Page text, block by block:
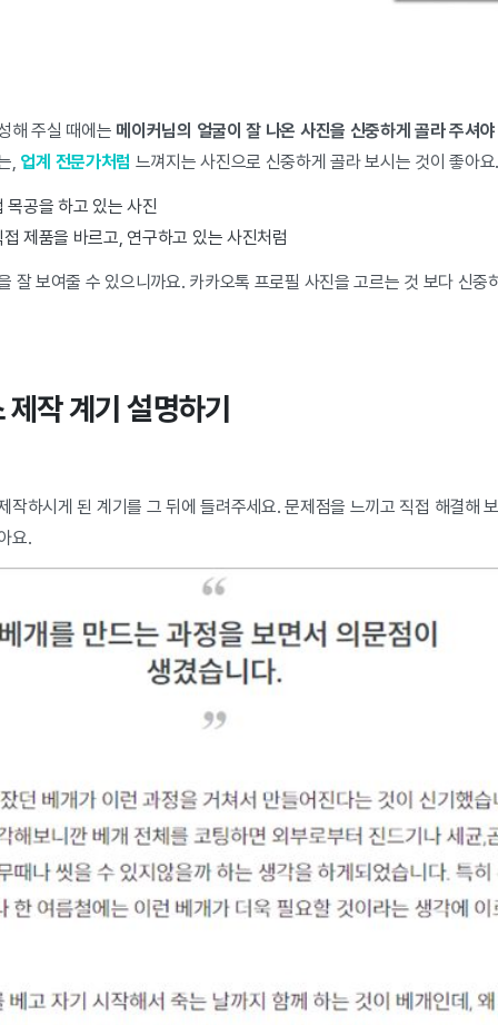
해 주실 때에는 메이커님의 얼굴이 잘 나온 사진을 신중하게 골라 주셔
, 업계 전문가처럼 느껴지는 사진으로 신중하게 골라 보시는 것이 좋아
목공을 하고 있는 사진
제품을 바르고, 연구하고 있는 사진처럼
잘 보여줄 수 있으니까요. 카카오톡 프로필 사진을 고르는 것 보다 신중
작 계기 설명하기
작하시게 된 계기를 그 뒤에 들려주세요. 문제점을 느끼고 직접 해결해
요.